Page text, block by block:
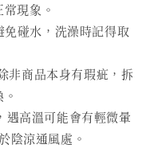
現象。
碰水，洗澡時記得取
商品本身有瑕疵，拆
高溫可能會有輕微暈
陰涼通風處。